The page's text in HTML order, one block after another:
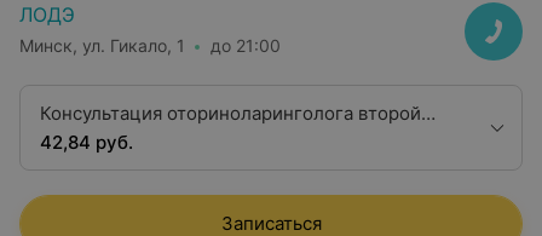
ЛОДЭ
Минск, ул. Гикало, 1 до 21:00
Консультация оториноларинголога второй
квалификационной категории
42,84 руб.
Записаться